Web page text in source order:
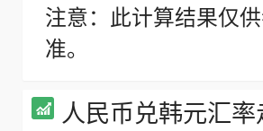
注意：此计算结果仅
准。
人民币兑韩元汇率